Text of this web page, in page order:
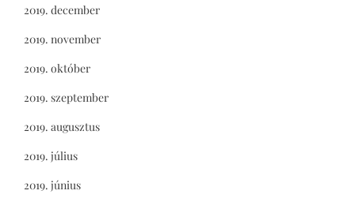
2019. december
2019. november
2019. október
2019. szeptember
2019. augusztus
2019. július
2019. június